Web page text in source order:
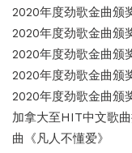
2020年度劲歌金曲颁
2020年度劲歌金曲颁
2020年度劲歌金曲颁
2020年度劲歌金曲颁
2020年度劲歌金曲颁
加拿大至HIT中文歌
曲《凡人不懂爱》